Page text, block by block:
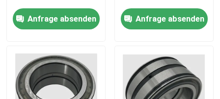
Zu Hause
Über uns
Anfrage absenden Anfrage absenden